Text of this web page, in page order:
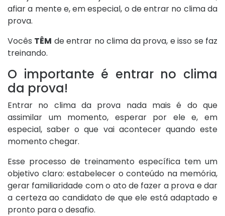
afiar a mente e, em especial, o de entrar no clima da
prova.
Vocês TÊM de entrar no clima da prova, e isso se faz
treinando.
O importante é entrar no clima
da prova!
Entrar no clima da prova nada mais é do que
assimilar um momento, esperar por ele e, em
especial, saber o que vai acontecer quando este
momento chegar.
Esse processo de treinamento específica tem um
objetivo claro: estabelecer o conteúdo na memória,
gerar familiaridade com o ato de fazer a prova e dar
a certeza ao candidato de que ele está adaptado e
pronto para o desafio.